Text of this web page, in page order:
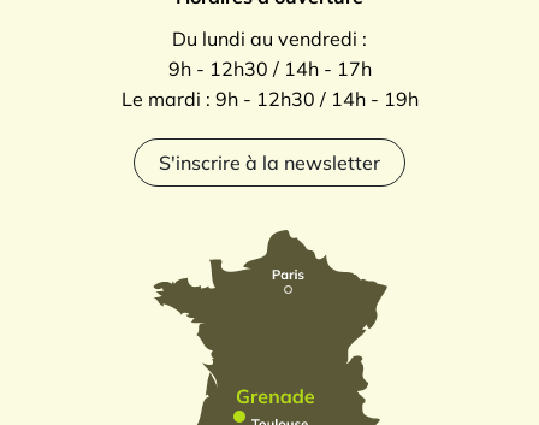
Du lundi au vendredi :
9h - 12h30 / 14h - 17h
Le mardi : 9h - 12h30 / 14h - 19h
S'inscrire à la newsletter